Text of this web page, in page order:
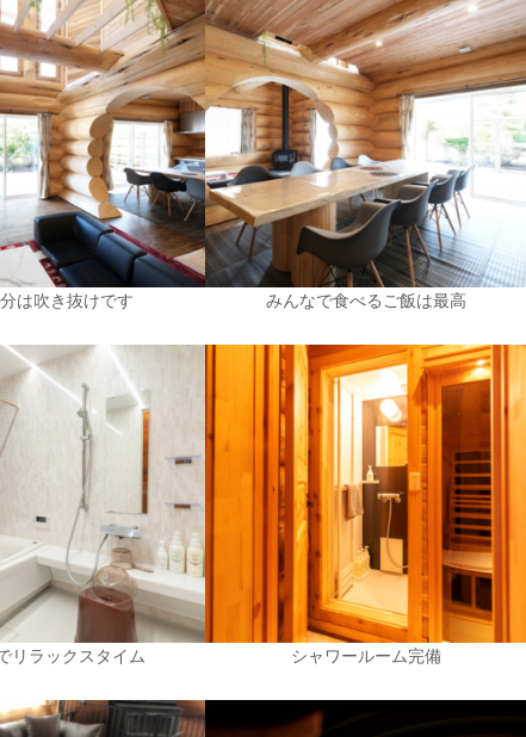
は吹き抜けです みんなで食べるご飯は最高
リラックスタイム シャワールーム完備